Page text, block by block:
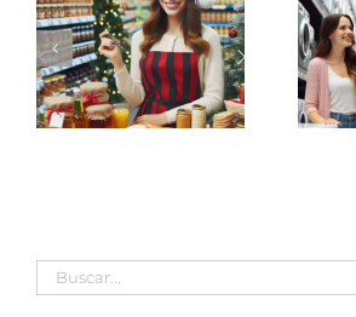
PROMOTORES
PEQUEÑO
EN
MARBELLA
Buscar: